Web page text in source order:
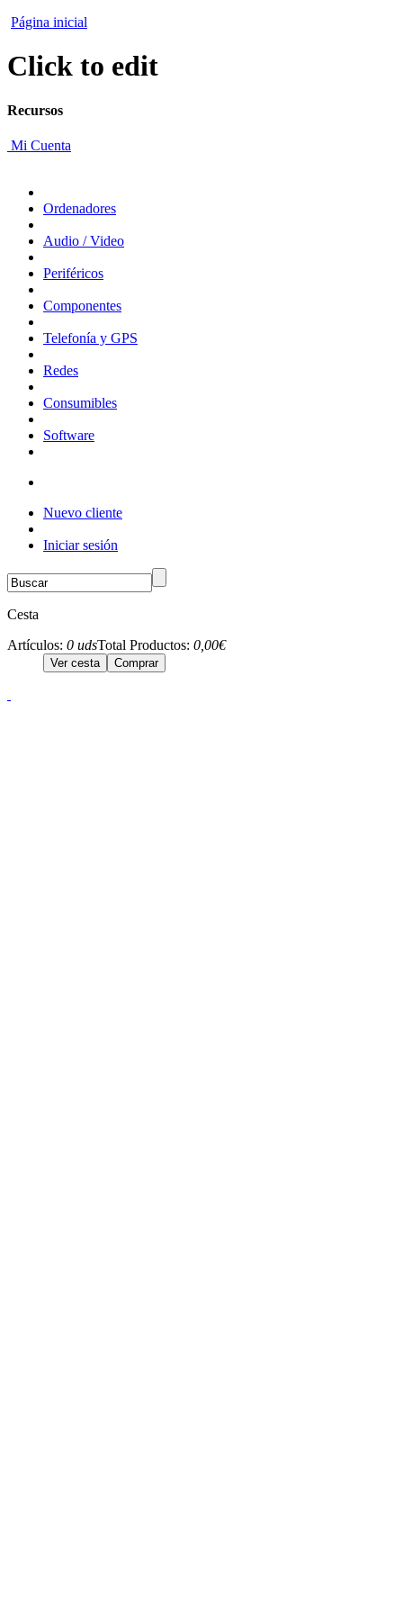
Página inicial
Click to edit
Recursos
Mi Cuenta
Ordenadores
Audio / Video
Periféricos
Componentes
Telefonía y GPS
Redes
Consumibles
Software
Nuevo cliente
Iniciar sesión
Cesta
Artículos: 0 udsTotal Productos: 0,00€